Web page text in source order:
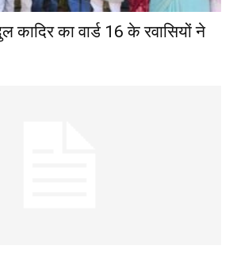
कादिर का वार्ड 16 के रवासियों ने